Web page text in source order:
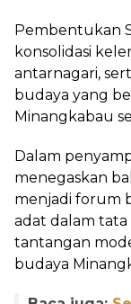
Pembentukan
konsolidasi
antarnagari,
budaya yang
Minangkabau
Dalam
menegaskan
menjadi forum
adat dalam
tantangan
budaya